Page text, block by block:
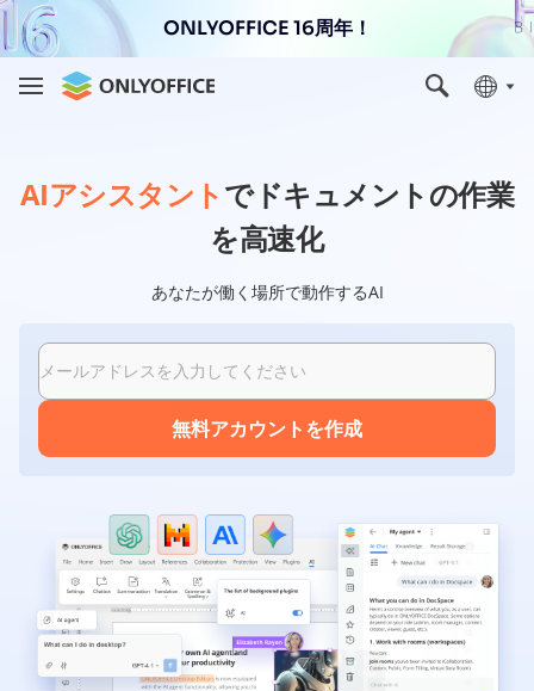
ONLYOFFICE 16周年！
AIアシスタントでドキュメントの作業
を高速化
あなたが働く場所で動作するAI
メールアドレスを入力してください
無料アカウントを作成